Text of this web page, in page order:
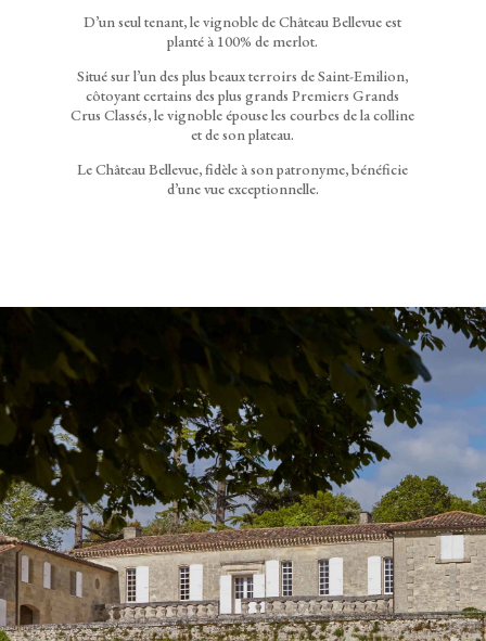
D’un seul tenant, le vignoble de Château Bellevue est
planté à 100% de merlot.
Situé sur l’un des plus beaux terroirs de Saint-Emilion,
côtoyant certains des plus grands Premiers Grands
Crus Classés, le vignoble épouse les courbes de la colline
et de son plateau.
Le Château Bellevue, fidèle à son patronyme, bénéficie
d’une vue exceptionnelle.